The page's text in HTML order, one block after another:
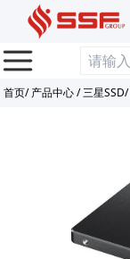
首页/产品中心/三星SSD/